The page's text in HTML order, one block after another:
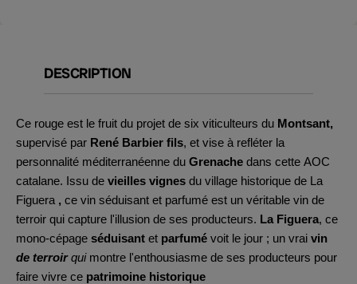
DESCRIPTION
Ce rouge est le fruit du projet de six viticulteurs du Montsant,
supervisé par René Barbier fils, et vise à refléter la
personnalité méditerranéenne du Grenache dans cette AOC
catalane. Issu de vieilles vignes du village historique de La
Figuera , ce vin séduisant et parfumé est un véritable vin de
terroir qui capture l'illusion de ses producteurs. La Figuera, ce
mono-cépage séduisant et parfumé voit le jour ; un vrai vin
de terroirqui montre l'enthousiasme de ses producteurs pour
faire vivre ce patrimoine historique